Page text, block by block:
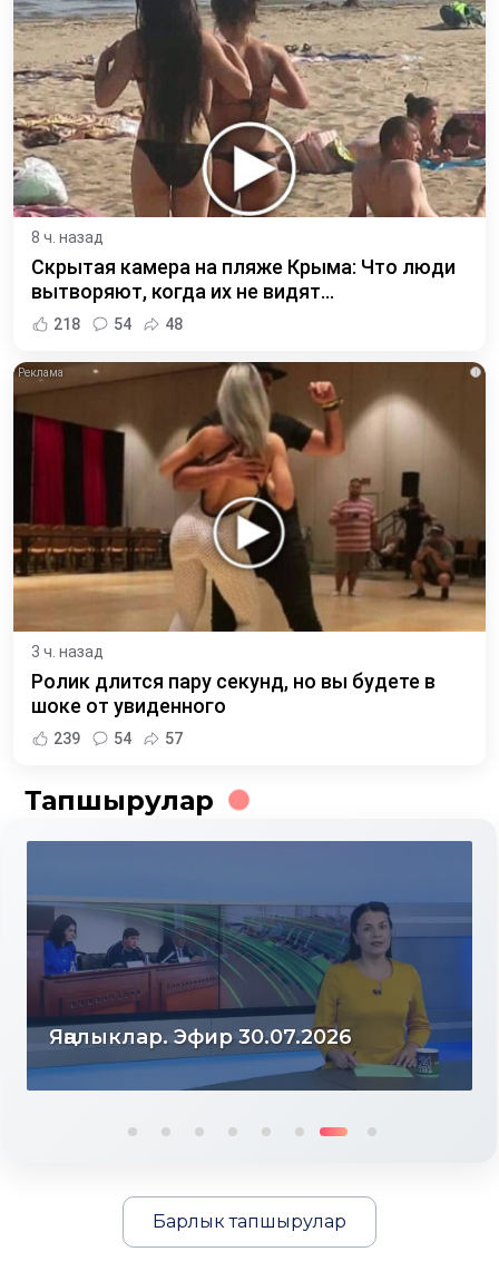
8 ч. назад
Скрытая камера на пляже Крыма: Что люди
вытворяют, когда их не видят...
218 54 48
i
3 ч. назад
Ролик длится пару секунд, но вы будете в
шоке от увиденного
239 54 57
Тапшырулар
Яңалыклар. Эфир 30.07.2026
Барлык тапшырулар